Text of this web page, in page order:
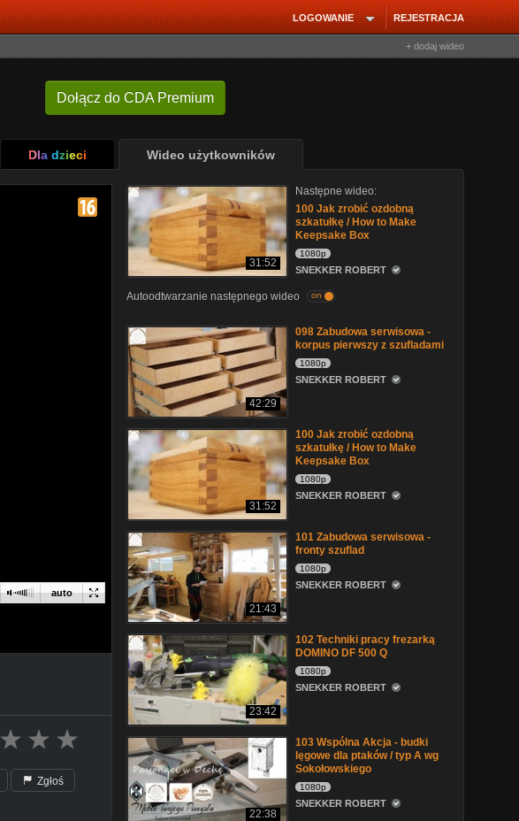
REJESTRACJA
LOGOWANIE
+ dodaj wideo
Dołącz do CDA Premium
Dla dzieci Wideo użytkowników
auto
Zgłoś
31:52
Następne wideo:
100 Jak zrobić ozdobną
szkatułkę / How to Make
Keepsake Box
1080p
SNEKKER ROBERT
Autoodtwarzanie następnego wideo on
42:29
098 Zabudowa serwisowa -
korpus pierwszy z szufladami
1080p
SNEKKER ROBERT
31:52
100 Jak zrobić ozdobną
szkatułkę / How to Make
Keepsake Box
1080p
SNEKKER ROBERT
21:43
101 Zabudowa serwisowa -
fronty szuflad
1080p
SNEKKER ROBERT
23:42
102 Techniki pracy frezarką
DOMINO DF 500 Q
1080p
SNEKKER ROBERT
22:38
103 Wspólna Akcja - budki
lęgowe dla ptaków / typ A wg
Sokołowskiego
1080p
SNEKKER ROBERT